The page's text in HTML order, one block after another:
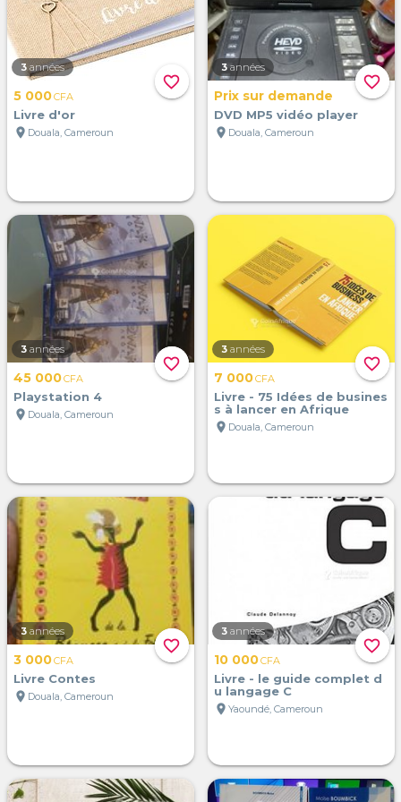
favorite_border
3 années
5 000CFA
Livre d'or
location_on Douala, Cameroun
favorite_border
3 années
Prix sur demande
DVD MP5 vidéo player
location_on Douala, Cameroun
favorite_border
3 années
45 000CFA
Playstation 4
location_on Douala, Cameroun
favorite_border
3 années
7 000CFA
Livre - 75 Idées de busines
s à lancer en Afrique
location_on Douala, Cameroun
favorite_border
3 années
3 000CFA
Livre Contes
location_on Douala, Cameroun
favorite_border
3 années
10 000CFA
Livre - le guide complet d
u langage C
location_on Yaoundé, Cameroun